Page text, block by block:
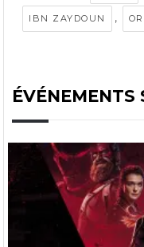
IBN ZAYDOUN ,
ÉVÉNEMENTS